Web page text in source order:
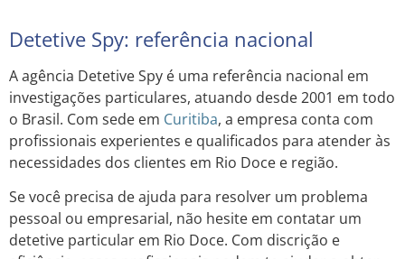
Detetive Spy: referência nacional
A agência Detetive Spy é uma referência nacional em
investigações particulares, atuando desde 2001 em todo
o Brasil. Com sede em Curitiba, a empresa conta com
profissionais experientes e qualificados para atender às
necessidades dos clientes em Rio Doce e região.
Se você precisa de ajuda para resolver um problema
pessoal ou empresarial, não hesite em contatar um
detetive particular em Rio Doce. Com discrição e